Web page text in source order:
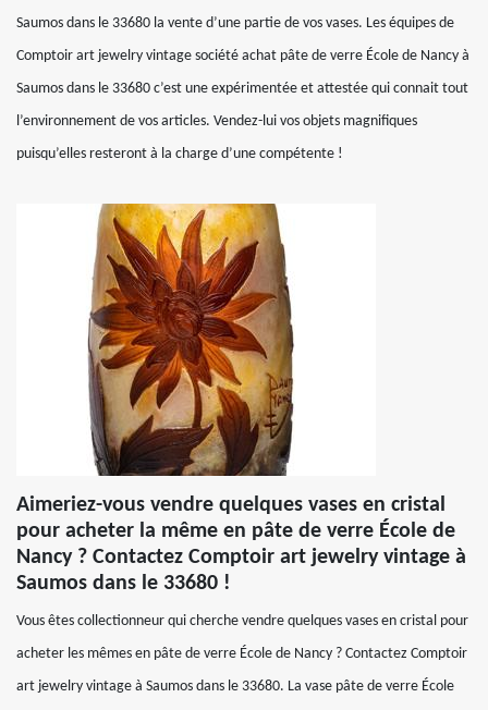
Saumos dans le 33680 la vente d’une partie de vos vases. Les équipes de
Comptoir art jewelry vintage société achat pâte de verre École de Nancy à
Saumos dans le 33680 c’est une expérimentée et attestée qui connait tout
l’environnement de vos articles. Vendez-lui vos objets magnifiques
puisqu’elles resteront à la charge d’une compétente !
Aimeriez-vous vendre quelques vases en cristal
pour acheter la même en pâte de verre École de
Nancy ? Contactez Comptoir art jewelry vintage à
Saumos dans le 33680 !
Vous êtes collectionneur qui cherche vendre quelques vases en cristal pour
acheter les mêmes en pâte de verre École de Nancy ? Contactez Comptoir
art jewelry vintage à Saumos dans le 33680. La vase pâte de verre École